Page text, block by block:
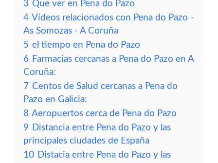
3 Que ver en Pena do Pazo
4 Vídeos relacionados con Pena do Pazo -
As Somozas - A Coruña
5 el tiempo en Pena do Pazo
6 Farmacias cercanas a Pena do Pazo en A
Coruña:
7 Centos de Salud cercanas a Pena do
Pazo en Galicia:
8 Aeropuertos cerca de Pena do Pazo
9 Distancia entre Pena do Pazo y las
principales ciudades de España
10 Distacia entre Pena do Pazo y las